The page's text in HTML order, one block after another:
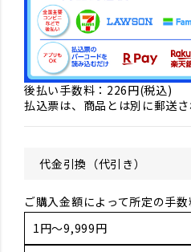
後払い手数料：226円(税込)
払込票は、商品とは別に郵送
代金引換（代引き）
ご購入金額によって所定の手数
1円～9,999円